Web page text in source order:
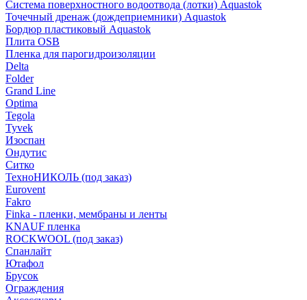
Система поверхностного водоотвода (лотки) Aquastok
Точечный дренаж (дождеприемники) Aquastok
Бордюр пластиковый Aquastok
Плита OSB
Пленка для парогидроизоляции
Delta
Folder
Grand Line
Optima
Tegola
Tyvek
Изоспан
Ондутис
Ситко
ТехноНИКОЛЬ (под заказ)
Eurovent
Fakro
Finka - пленки, мембраны и ленты
KNAUF пленка
ROCKWOOL (под заказ)
Спанлайт
Ютафол
Брусок
Ограждения